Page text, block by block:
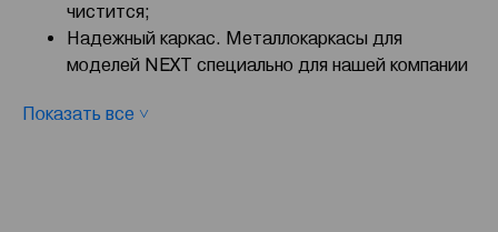
чистится;
Надежный каркас. Металлокаркасы для
моделей NEXT специально для нашей компании
Наличие гарантии. На традиционные модели
Показать все ˅